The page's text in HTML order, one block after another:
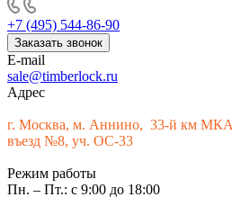
+7 (495) 544-86-90
Заказать звонок
E-mail
sale@timberlock.ru
Адрес
г. Москва, м. Аннино, 33-й км
въезд №8, уч. ОС-33
Режим работы
Пн. – Пт.: с 9:00 до 18:00